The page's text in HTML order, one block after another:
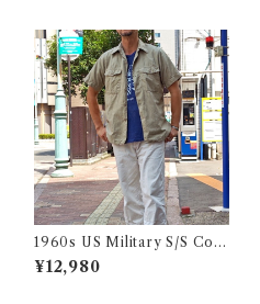
1960s US Military S/S Cott
on Poplin Shirt / 60年代 US
AF USN ARMY コットン ポ
¥12,980